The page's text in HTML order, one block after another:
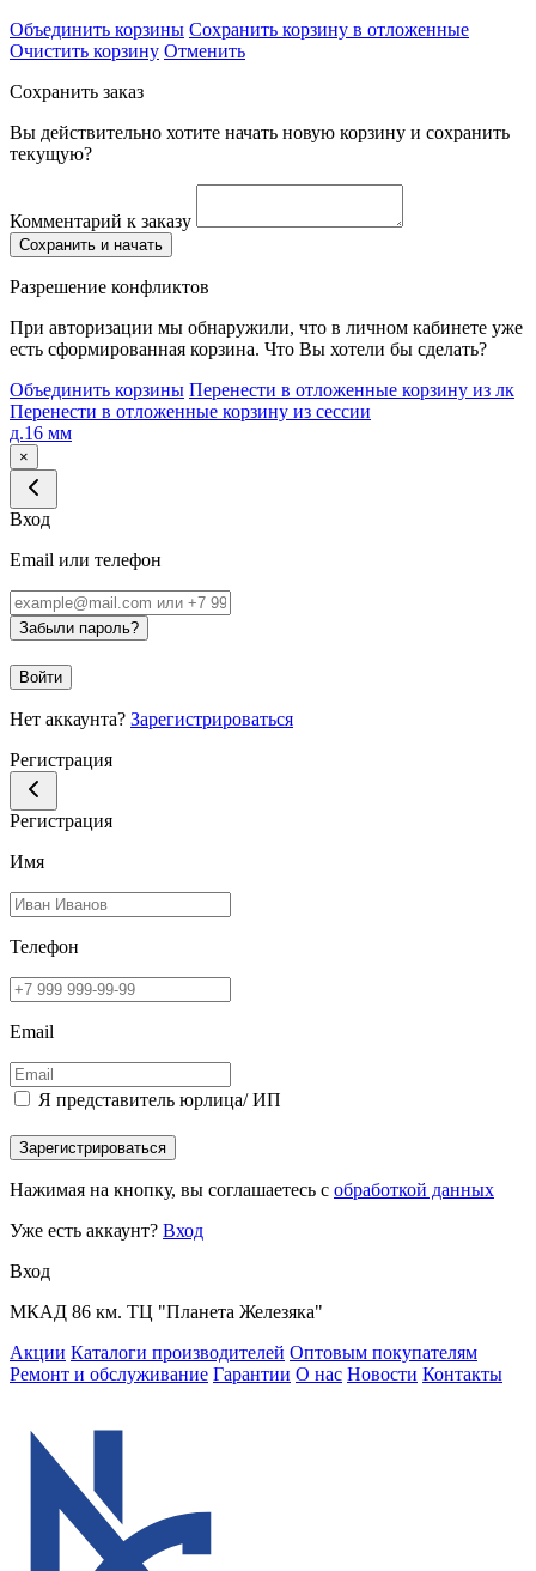
Объединить корзины Сохранить корзину в отложенные
Очистить корзину Отменить
Сохранить заказ
Вы действительно хотите начать новую корзину и сохранить
текущую?
Комментарий к заказу
Сохранить и начать
Разрешение конфликтов
При авторизации мы обнаружили, что в личном кабинете уже
есть сформированная корзина. Что Вы хотели бы сделать?
Объединить корзины Перенести в отложенные корзину из лк
Перенести в отложенные корзину из сессии
д.16 мм
×
Вход
Email или телефон
Забыли пароль?
Войти
Нет аккаунта? Зарегистрироваться
Регистрация
Регистрация
Имя
Телефон
Email
Я представитель юрлица/ ИП
Зарегистрироваться
Нажимая на кнопку, вы соглашаетесь с обработкой данных
Уже есть аккаунт? Вход
Вход
МКАД 86 км. ТЦ "Планета Железяка"
Акции Каталоги производителей Оптовым покупателям
Ремонт и обслуживание Гарантии О нас Новости Контакты